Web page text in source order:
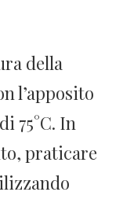
della
l’apposito
75°C. In
praticare